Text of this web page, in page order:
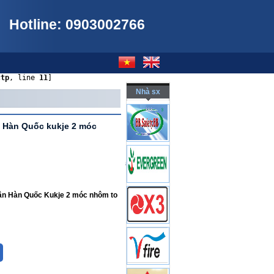
Hotline: 0903002766
, line 11
Quốc kukje 2 móc
1.300.000VND
Hàn Quốc Kukje 2 móc nhôm to
Nhà sx